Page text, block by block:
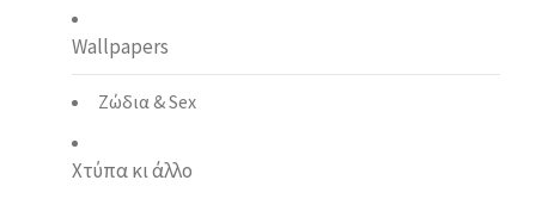
Wallpapers
Ζώδια & Sex
Χτύπα κι άλλο